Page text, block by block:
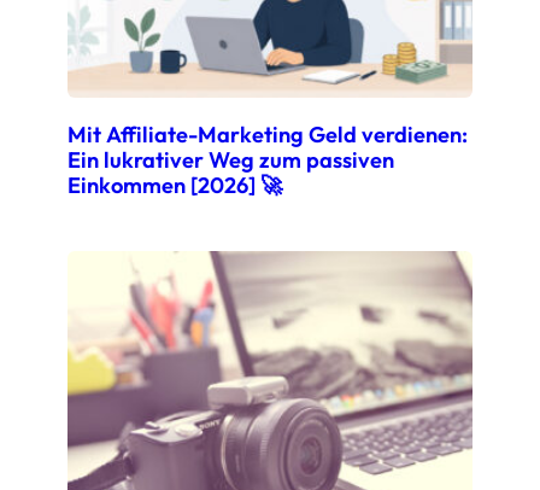
Mit Affiliate-Marketing Geld verdienen:
Ein lukrativer Weg zum passiven
Einkommen [2026] 🚀